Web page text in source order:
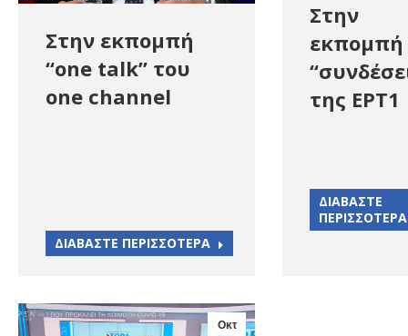
Στην εκπομπή
“one talk” του
one channel
ΔΙΑΒΑΣΤΕ ΠΕΡΙΣΣΟΤΕΡΑ
Στην
εκπομπή
της ΕΡΤ1
ΔΙΑΒΑΣΤΕ
ΠΕΡΙΣΣΟΤΕΡΑ
Οκτ